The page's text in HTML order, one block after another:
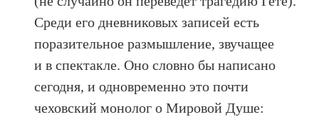
Среди его дневниковых записей есть
поразительное размышление, звучащее
и в спектакле. Оно словно бы написано
сегодня, и одновременно это почти
чеховский монолог о Мировой Душе: